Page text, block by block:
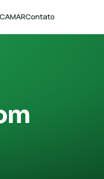
Contato